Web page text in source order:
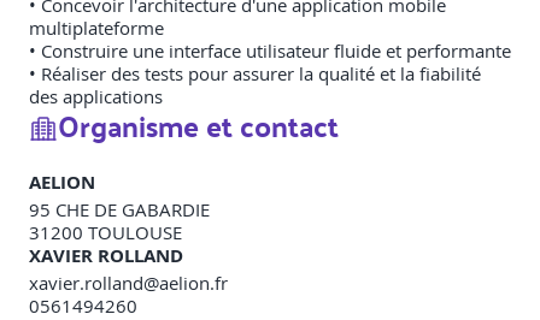
• Concevoir l'architecture d'une application mobile
multiplateforme
• Construire une interface utilisateur fluide et performante
• Réaliser des tests pour assurer la qualité et la fiabilité
des applications
Organisme et contact
AELION
95 CHE DE GABARDIE
31200 TOULOUSE
XAVIER ROLLAND
xavier.rolland@aelion.fr
0561494260